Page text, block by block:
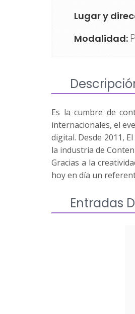
Lugar y
Modalidad:
Es la cumbre de
internacionales, el
digital. Desde 2011,
la industria de
Gracias a la
hoy en día un
Entradas